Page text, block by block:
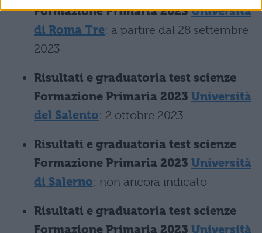
Formazione Primaria 2023Università
di Roma Tre: a partire dal 28 settembre
2023
Risultati e graduatoria test scienze
Formazione Primaria 2023 Università
del Salento: 2 ottobre 2023
Risultati e graduatoria test scienze
Formazione Primaria 2023 Università
di Salerno: non ancora indicato
Risultati e graduatoria test scienze
Formazione Primaria 2023 Università